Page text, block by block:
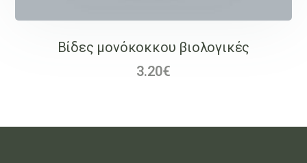
Βίδες μονόκοκκου βιολογικές
3.20€